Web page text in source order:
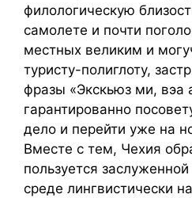
филологическую
самолете и почти
местных великим и
туристу-полиглоту,
фразы «Экскьюз ми, вэа
гарантированно
дело и перейти уже на
Вместе с тем, Чехия
пользуется
среде лингвистически